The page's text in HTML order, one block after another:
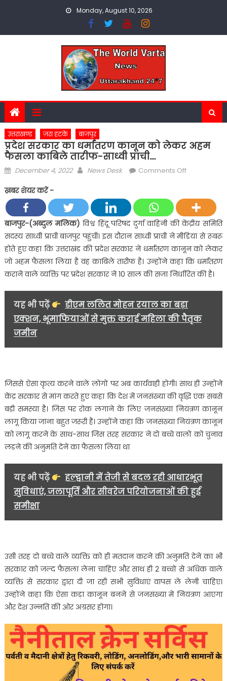
Monday, August 10, 2026
उत्तराखण्ड ज़रा हटके बाजपुर
प्रदेश सरकार का धर्मांतरण कानून को लेकर अहम
फैसला काबिले तारीफ-साध्वी प्राची….
Posted
December 4, 2022 Author
News Desk Comments Offon
का
धर्मांतरण
कानून
को
लेकर
अहम
फैसला
साध्वी
प्राची….
ख़बर शेयर करें -
बाजपुर-(अब्दुल मलिक) विश्व हिंदू परिषद दुर्गा वाहिनी की केंद्रीय समिति
सदस्य साध्वी प्राची बाजपुर पहुंची। इस दौरान साध्वी प्राची ने मीडिया से रूबरू
होते हुए कहा कि उत्तराखंड की प्रदेश सरकार ने धर्मांतरण कानून को लेकर
जो अहम फैसला लिया है वह काबिले तारीफ है। उन्होंने कहा कि धर्मांतरण
कराने वाले व्यक्ति पर प्रदेश सरकार ने 10 साल की सजा निर्धारित की है।
यह भी पढ़ें
डीएम ललित मोहन रयाल का बड़ा
एक्शन, भूमाफियाओं से मुक्त कराई महिला की पैतृक
जमीन
जिससे ऐसा कृत्य करने वाले लोगों पर अब कार्यवाही होगी। साथ ही उन्होंने
केंद्र सरकार से मांग करते हुए कहा कि देश में जनसंख्या की वृद्धि एक सबसे
बड़ी समस्या है। जिस पर रोक लगाने के लिए जनसंख्या नियंत्रण कानून
लागू किया जाना बहुत जरूरी है। उन्होंने कहा कि जनसंख्या नियंत्रण कानून
को लागू करने के साथ-साथ जिस तरह सरकार ने दो बच्चे वालों को चुनाव
लडने की अनुमति देने का फैसला लिया था
यह भी पढ़ें
हल्द्वानी में तेजी से बदल रही आधारभूत
सुविधाएं, जलापूर्ति और सीवरेज परियोजनाओं की हुई
समीक्षा
उसी तरह दो बच्चे वाले व्यक्ति को ही मतदान करने की अनुमति देने का भी
सरकार को जल्द फैसला लेना चाहिए और साथ ही 2 बच्चों से अधिक वाले
व्यक्ति से सरकार द्वारा दी जा रही सभी सुविधाएं वापस ले लेनी चाहिए।
उन्होंने कहा कि ऐसा कड़ा कानून बनने से जनसंख्या में नियंत्रण आएगा
और देश उन्नति की ओर अग्रसर होगा।